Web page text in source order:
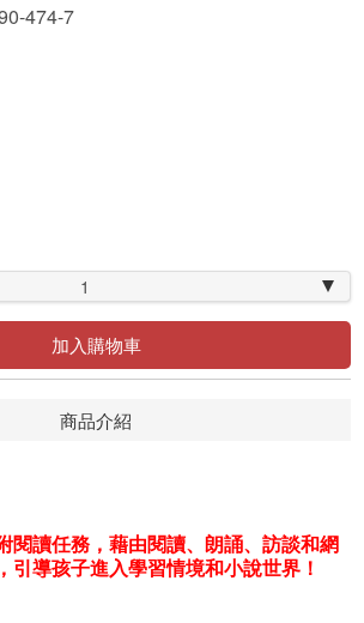
474-7
1
加入購物車
商品介紹
閱讀任務，藉由閱讀、朗誦、訪談和網
引導孩子進入學習情境和小說世界！